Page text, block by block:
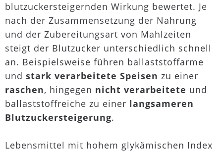
blutzuckersteigernden Wirkung bewertet. Je
nach der Zusammensetzung der Nahrung
und der Zubereitungsart von Mahlzeiten
steigt der Blutzucker unterschiedlich schnell
an. Beispielsweise führen ballaststoffarme
und stark verarbeitete Speisen zu einer
raschen, hingegen nicht verarbeitete und
ballaststoffreiche zu einer langsameren
Blutzuckersteigerung.
Lebensmittel mit hohem glykämischen Index